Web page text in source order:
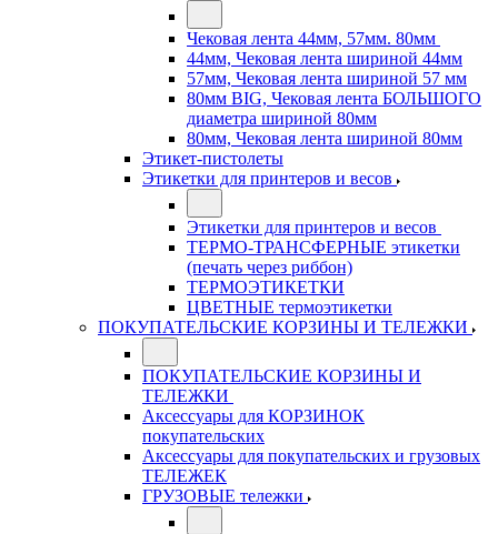
Чековая лента 44мм, 57мм. 80мм
44мм, Чековая лента шириной 44мм
57мм, Чековая лента шириной 57 мм
80мм BIG, Чековая лента БОЛЬШОГО
диаметра шириной 80мм
80мм, Чековая лента шириной 80мм
Этикет-пистолеты
Этикетки для принтеров и весов
Этикетки для принтеров и весов
ТЕРМО-ТРАНСФЕРНЫЕ этикетки
(печать через риббон)
ТЕРМОЭТИКЕТКИ
ЦВЕТНЫЕ термоэтикетки
ПОКУПАТЕЛЬСКИЕ КОРЗИНЫ И ТЕЛЕЖКИ
ПОКУПАТЕЛЬСКИЕ КОРЗИНЫ И
ТЕЛЕЖКИ
Аксессуары для КОРЗИНОК
покупательских
Аксессуары для покупательских и грузовых
ТЕЛЕЖЕК
ГРУЗОВЫЕ тележки